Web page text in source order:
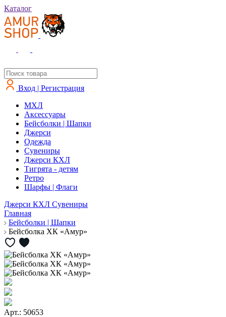
Каталог
Вход | Регистрация
MXЛ
Аксессуары
Бейсболки | Шапки
Джерси
Одежда
Сувениры
Джерси КХЛ
Тигрята - детям
Ретро
Шарфы | Флаги
Джерси КХЛ Сувениры
Главная
Бейсболки | Шапки
Бейсболка ХК «Амур»
Арт.: 50653